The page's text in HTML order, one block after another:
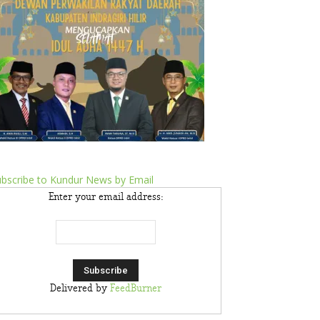
to Kundur News by Email
Enter your email address:
Delivered by FeedBurner